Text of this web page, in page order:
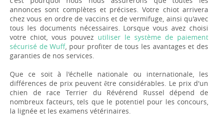
annonces sont complètes et précises. Votre chiot arrivera
chez vous en ordre de vaccins et de vermifuge, ainsi qu'avec
tous les documents nécessaires. Lorsque vous avez choisi
votre chiot, vous pouvez utiliser le système de paiement
sécurisé de Wuff, pour profiter de tous les avantages et des
garanties de nos services.
Que ce soit à l'échelle nationale ou internationale, les
différences de prix peuvent être considérables. Le prix d'un
chien de race Terrier du Révérend Russel dépend de
nombreux facteurs, tels que le potentiel pour les concours,
la lignée et les examens vétérinaires.